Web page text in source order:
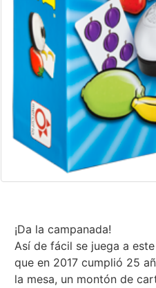
¡Da la campanada!
Así de fácil se juega a
que en 2017 cumplió 25
la mesa, un montón de